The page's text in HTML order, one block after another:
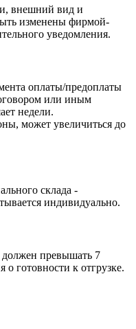
внешний вид и
изменены фирмой-
уведомления.
оплаты/предоплаты
или иным
недели.
может увеличиться до
склада -
индивидуально.
должен превышать 7
готовности к отгрузке.